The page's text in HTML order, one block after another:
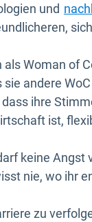
und
als Woman of
sie andere
ihre
ist,
keine
nie, wo ihr
zu